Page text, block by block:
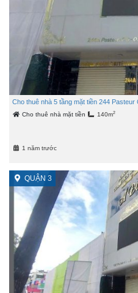
Cho thuê nhà 5 tầng mặt tiền 244 Pasteur
Cho thuê nhà mặt tiền 140m2
1 năm trước
QUẬN 3